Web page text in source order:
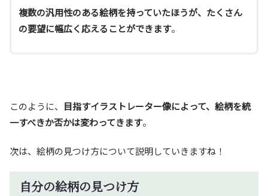
複数の汎用性のある絵柄を持っていたほうが、たくさん
の要望に幅広く応えることができます。
このように、 目指すイラストレーター像によって、絵柄を統
一すべきか否かは変わってきます。
次は、絵柄の見つけ方について説明していきますね！
自分の絵柄の見つけ方